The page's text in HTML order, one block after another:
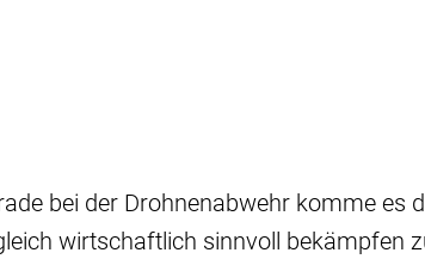
bei der Drohnenabwehr komme es
wirtschaftlich sinnvoll bekämpfen